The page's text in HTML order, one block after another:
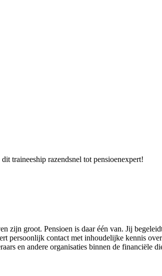
traineeship razendsnel tot pensioenexpert!
groot. Pensioen is daar één van. Jij
persoonlijk contact met inhoudelijke kennis
en andere organisaties binnen de financiële